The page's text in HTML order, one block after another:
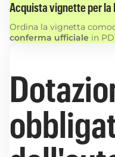
Acquista vignette per la
Ordina la vignetta
conferma ufficiale in